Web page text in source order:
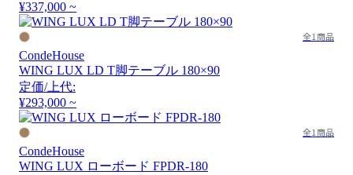
¥337,000 ~
全1商品
CondeHouse
WING LUX LD T脚テーブル 180×90
定価/上代:
¥293,000 ~
全1商品
CondeHouse
WING LUX ローボード FPDR-180